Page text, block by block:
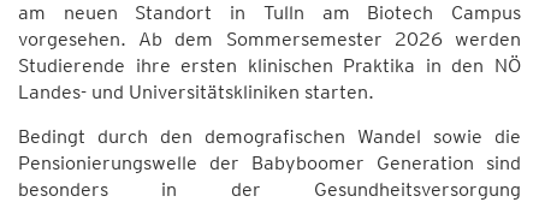
am neuen Standort in Tulln am Biotech Campus
vorgesehen. Ab dem Sommersemester 2026 werden
Studierende ihre ersten klinischen Praktika in den NÖ
Landes- und Universitätskliniken starten.
Bedingt durch den demografischen Wandel sowie die
Pensionierungswelle der Babyboomer Generation sind
besonders in der Gesundheitsversorgung